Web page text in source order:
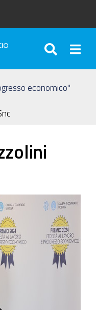
economico"